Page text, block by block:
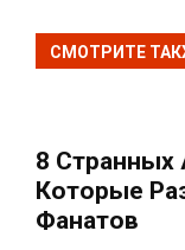
СМОТРИТЕ
8 Странных
Которые
Фанатов